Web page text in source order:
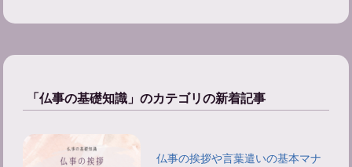
「仏事の基礎知識」のカテゴリの新着記事
仏事の挨拶や言葉遣いの基本マナ